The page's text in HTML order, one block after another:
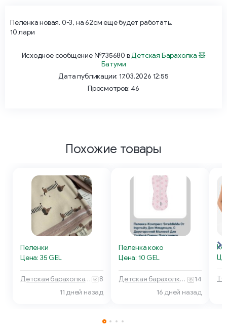
Пеленка новая. 0-3, на 62см ещё будет работать.
10 лари
Исходное сообщение №735680 вДетская Барахолка 🧸
Батуми
Дата публикации: 17.03.2026 12:55
Просмотров: 46
Похожие товары
Пеленки
Цена: 35 GEL
Детская барахолка 🧸 Тбилиси
8
11 дней назад
Пеленка коко
Цена: 10 GEL
Детская барахолка 🧸 Тбилиси
14
16 дней назад